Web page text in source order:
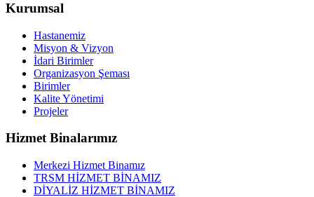
Kurumsal
Hastanemiz
Misyon & Vizyon
İdari Birimler
Organizasyon Şeması
Birimler
Kalite Yönetimi
Projeler
Hizmet Binalarımız
Merkezi Hizmet Binamız
TRSM HİZMET BİNAMIZ
DİYALİZ HİZMET BİNAMIZ